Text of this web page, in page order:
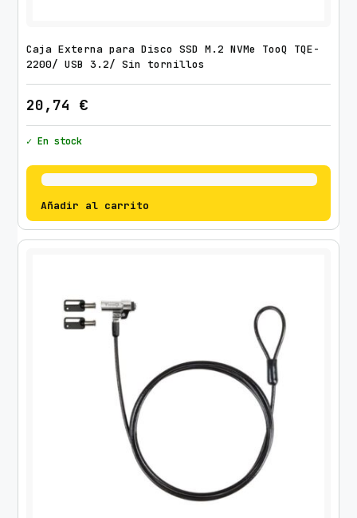
Caja Externa para Disco SSD M.2 NVMe TooQ TQE-
2200/ USB 3.2/ Sin tornillos
20,74 €
✓ En stock
Añadir al carrito